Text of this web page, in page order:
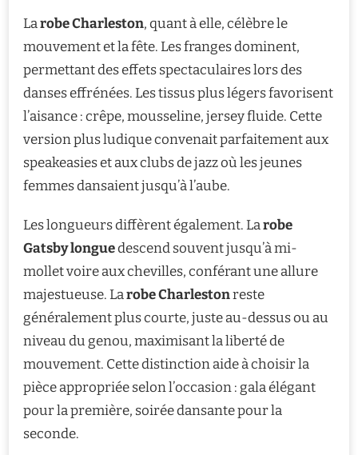
Larobe Charleston, quant à elle, célèbre le
mouvement et la fête. Les franges dominent,
permettant des effets spectaculaires lors des
danses effrénées. Les tissus plus légers favorisent
l’aisance : crêpe, mousseline, jersey fluide. Cette
version plus ludique convenait parfaitement aux
speakeasies et aux clubs de jazz où les jeunes
femmes dansaient jusqu’à l’aube.
Les longueurs diffèrent également. Larobe
Gatsby longuedescend souvent jusqu’à mi-
mollet voire aux chevilles, conférant une allure
majestueuse. Larobe Charlestonreste
généralement plus courte, juste au-dessus ou au
niveau du genou, maximisant la liberté de
mouvement. Cette distinction aide à choisir la
pièce appropriée selon l’occasion : gala élégant
pour la première, soirée dansante pour la
seconde.